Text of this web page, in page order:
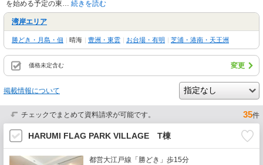
を始める予定の東… 続きを読む
湾岸エリア
勝どき・月島・佃 | 晴海 | 豊洲・東雲 | お台場・有明 | 芝浦・港南・天王洲
価格未定含む 変更
掲載情報について
チェックでまとめて資料請求が可能です。 35件
HARUMI FLAG PARK VILLAGE T棟
都営大江戸線「勝どき」歩15分